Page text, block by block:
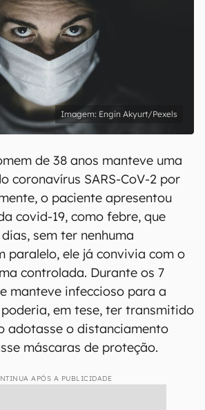
Engin Akyurt/Pexels
de 38 anos manteve uma
coronavírus SARS-CoV-2 por
o paciente apresentou
covid-19, como febre, que
sem ter nenhuma
paralelo, ele já convivia com o
controlada. Durante os 7
manteve infeccioso para a
em tese, ter transmitido
adotasse o distanciamento
máscaras de proteção.
APÓS A PUBLICIDADE